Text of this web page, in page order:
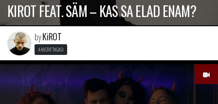
KIROT FEAT. SÄM – KAS SA ELAD ENAM?
byKiROT
4 AASTAT TAGASI